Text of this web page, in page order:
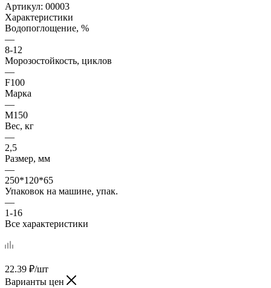
Артикул: 00003
Характеристики
Водопоглощение, %
—
8-12
Морозостойкость, циклов
—
F100
Марка
—
М150
Вес, кг
—
2,5
Размер, мм
—
250*120*65
Упаковок на машине, упак.
—
1-16
Все характеристики
22.39 ₽/шт
Варианты цен